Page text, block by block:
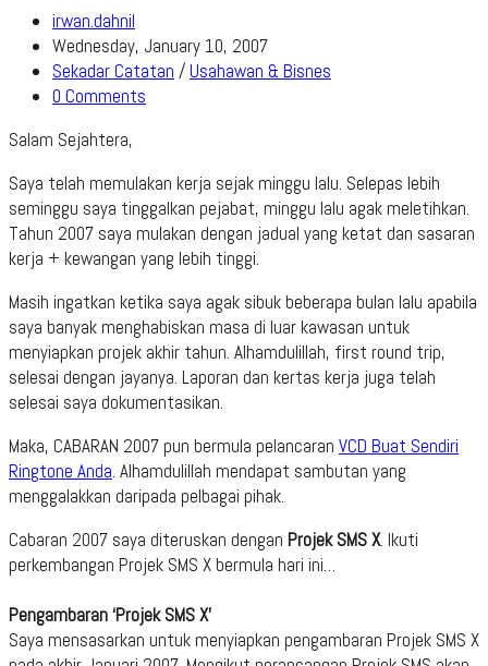
Post
author:
irwan.dahnil
Post
published:
Wednesday, January 10, 2007
Post
category:
Sekadar Catatan /Usahawan & Bisnes
Post
0 Comments
Salam Sejahtera,
Saya telah memulakan kerja sejak minggu lalu. Selepas lebih
seminggu saya tinggalkan pejabat, minggu lalu agak meletihkan.
Tahun 2007 saya mulakan dengan jadual yang ketat dan sasaran
kerja + kewangan yang lebih tinggi.
Masih ingatkan ketika saya agak sibuk beberapa bulan lalu apabila
saya banyak menghabiskan masa di luar kawasan untuk
menyiapkan projek akhir tahun. Alhamdulillah, first round trip,
selesai dengan jayanya. Laporan dan kertas kerja juga telah
selesai saya dokumentasikan.
Maka, CABARAN 2007 pun bermula pelancaran VCD Buat Sendiri
Ringtone Anda. Alhamdulillah mendapat sambutan yang
menggalakkan daripada pelbagai pihak.
Cabaran 2007 saya diteruskan dengan Projek SMS X. Ikuti
perkembangan Projek SMS X bermula hari ini…
Pengambaran ‘Projek SMS X’
Saya mensasarkan untuk menyiapkan pengambaran Projek SMS X